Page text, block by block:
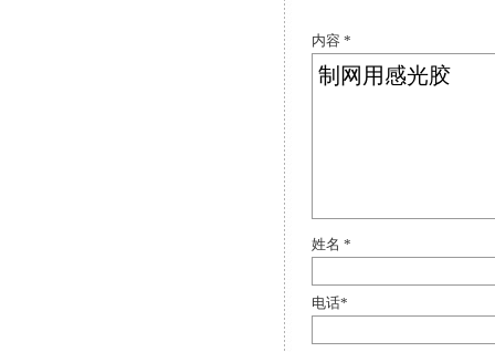
内容 *
姓名 *
电话*